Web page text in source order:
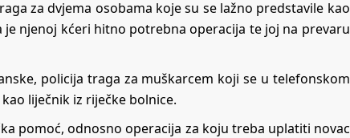
za dvjema osobama koje su se lažno predstavile kao
njenoj kćeri hitno potrebna operacija te joj na prevaru
policija traga za muškarcem koji se u telefonskom
liječnik iz riječke bolnice.
pomoć, odnosno operacija za koju treba uplatiti novac